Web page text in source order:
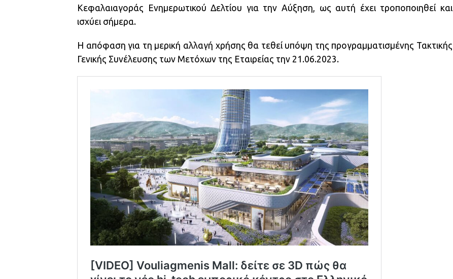
Κεφαλαιαγοράς Ενημερωτικού Δελτίου για την Αύξηση, ως αυτή έχει τροποποιηθεί και
ισχύει σήμερα.
Η απόφαση για τη μερική αλλαγή χρήσης θα τεθεί υπόψη της προγραμματισμένης Τακτικής
Γενικής Συνέλευσης των Μετόχων της Εταιρείας την 21.06.2023.